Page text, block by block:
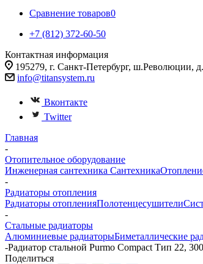
Сравнение товаров0
+7 (812) 372-60-50
Контактная информация
195279, г. Санкт-Петербург, ш.Революции,
info@titansystem.ru
Вконтакте
Twitter
Главная
-
Отопительное оборудование
Инженерная сантехника Сантехника
-
Радиаторы отопления
Радиаторы отопленияПолотенцесушители
-
Стальные радиаторы
Алюминиевые радиаторыБиметаллические
-Радиатор стальной Purmo Compact Тип 22,
Поделиться